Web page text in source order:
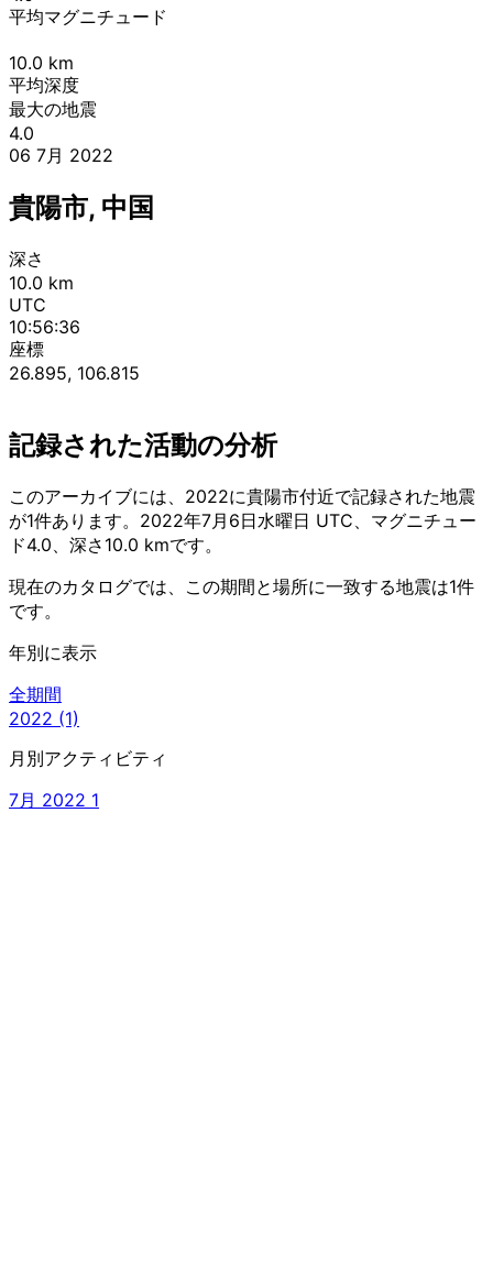
平均マグニチュード
10.0 km
平均深度
最大の地震
4.0
06 7月 2022
貴陽市, 中国
深さ
10.0 km
UTC
10:56:36
座標
26.895, 106.815
記録された活動の分析
このアーカイブには、2022に貴陽市付近で記録された地震
が1件あります。2022年7月6日水曜日 UTC、マグニチュー
ド4.0、深さ10.0 kmです。
現在のカタログでは、この期間と場所に一致する地震は1件
です。
年別に表示
全期間
2022 (1)
月別アクティビティ
7月 2022 1